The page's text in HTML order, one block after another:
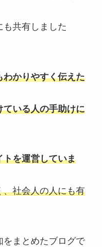
共有しました
かりやすく伝えた
いる人の手助けに
トを運営していま
社会人の人にも有
まとめたブログで